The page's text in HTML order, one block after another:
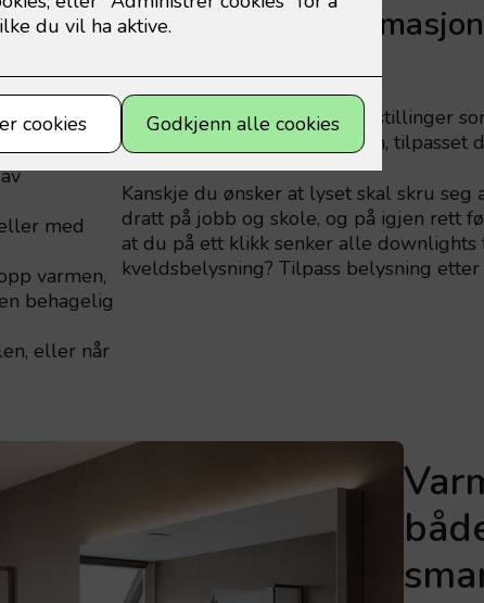
og
er noen
med
varmen,
behagelig
eller når
Scenarier og
rutiner
Ved hjelp av automatiske innstillinger
lage lysscenarier i boligen din, tilpasset
Kanskje du ønsker at lyset skal skru
dratt på jobb og skole, og på igjen rett
at du på ett klikk senker alle downlights
kveldsbelysning? Tilpass belysning